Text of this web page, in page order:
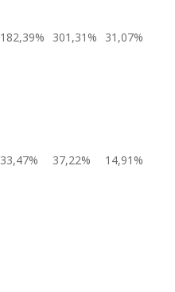
182,39% 301,31% 31,07%
33,47% 37,22% 14,91%